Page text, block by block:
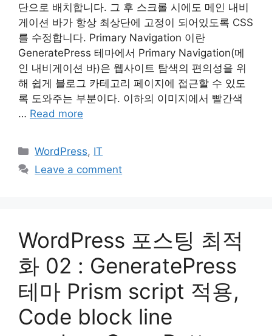
단으로 배치합니다. 그 후 스크롤 시에도 메인 내비
게이션 바가 항상 최상단에 고정이 되어있도록 CSS
를 수정합니다. Primary Navigation 이란
GeneratePress 테마에서 Primary Navigation(메
인 내비게이션 바)은 웹사이트 탐색의 편의성을 위
해 쉽게 블로그 카테고리 페이지에 접근할 수 있도
록 도와주는 부분이다. 이하의 이미지에서 빨간색
… Read more
Categories
WordPress, IT
Leave a comment
WordPress 포스팅 최적
화 02 : GeneratePress
테마 Prism script 적용,
Code block line